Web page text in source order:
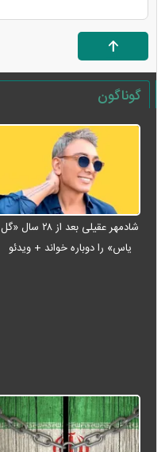
گوناگون
شادمهر عقیلی بعد از ۲۸ سال «گل
یاس» را دوباره خواند + ویدئو